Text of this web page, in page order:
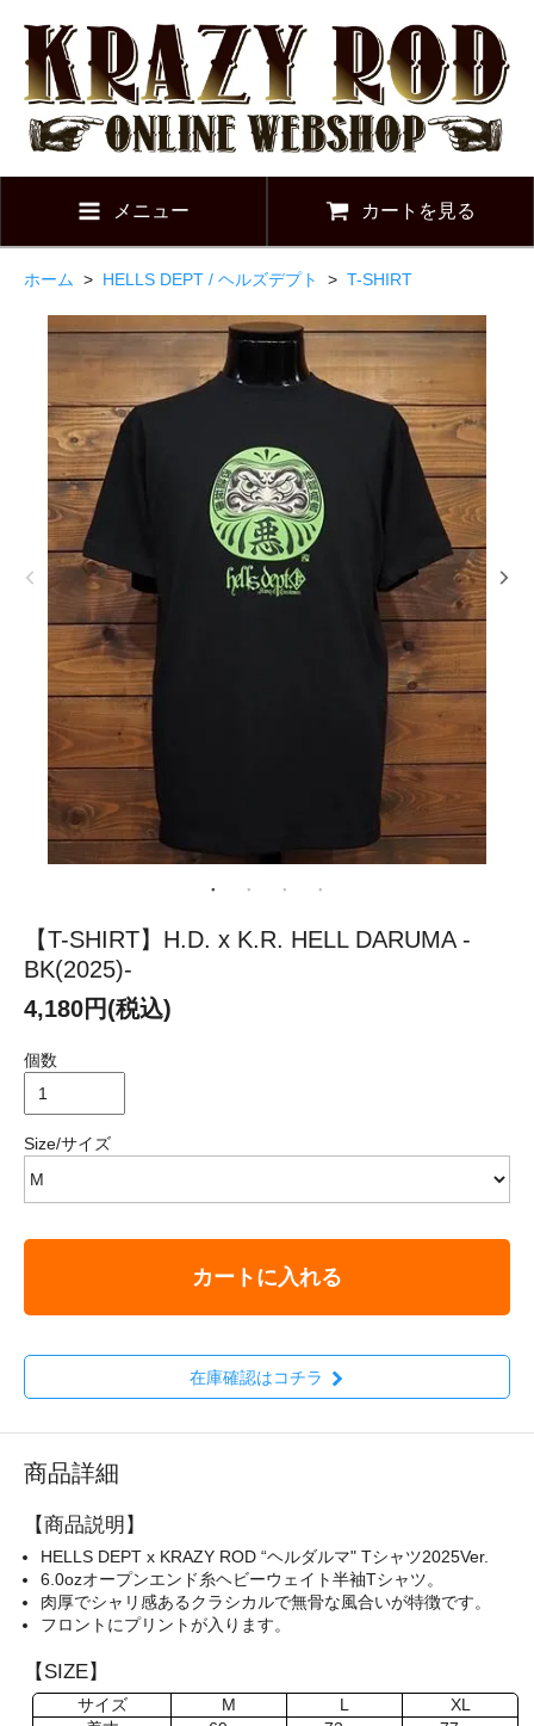
メニュー カートを見る
ホーム > HELLS DEPT / ヘルズデプト > T-SHIRT
【T-SHIRT】H.D. x K.R. HELL DARUMA -
BK(2025)-
4,180円(税込)
個数
Size/サイズ
カートに入れる
在庫確認はコチラ
商品詳細
【商品説明】
HELLS DEPT x KRAZY ROD “ヘルダルマ" Tシャツ2025Ver.
6.0ozオープンエンド糸ヘビーウェイト半袖Tシャツ。
肉厚でシャリ感あるクラシカルで無骨な風合いが特徴です。
フロントにプリントが入ります。
【SIZE】
サイズ M L
XL